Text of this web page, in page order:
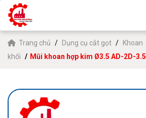
Trang chủ Dụng cụ cắt gọt Khoan
khối
Mũi khoan hợp kim Ø3.5 AD-2D-3.5